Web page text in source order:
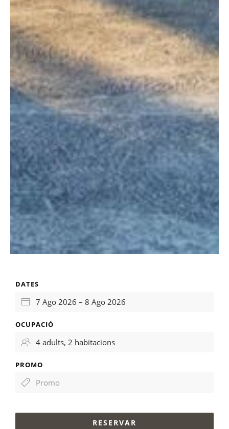
DATES
OCUPACIÓ
PROMO
RESERVAR